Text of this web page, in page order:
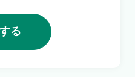
の声
る